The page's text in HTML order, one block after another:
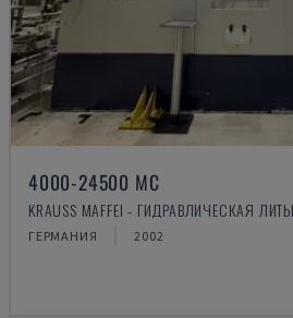
4000-24500 MC
KRAUSS MAFFEI - ГИДРАВЛИЧЕСКАЯ
ГЕРМАНИЯ 2002